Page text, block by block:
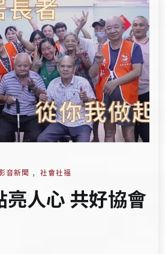
音新聞 , 社會社福
亮人心 共好協會